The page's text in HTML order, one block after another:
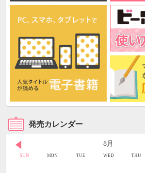
発売カレンダー
8月
SUN MON TUE WED THU